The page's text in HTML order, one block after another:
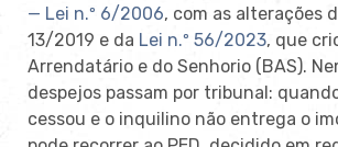
— Lei n.º 6/2006, com as alterações
13/2019 e da Lei n.º 56/2023, que
Arrendatário e do Senhorio (BAS).
despejos passam por tribunal:
cessou e o inquilino não entrega o